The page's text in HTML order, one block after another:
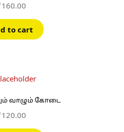
160.00
to cart
வாழும் கோடை
120.00